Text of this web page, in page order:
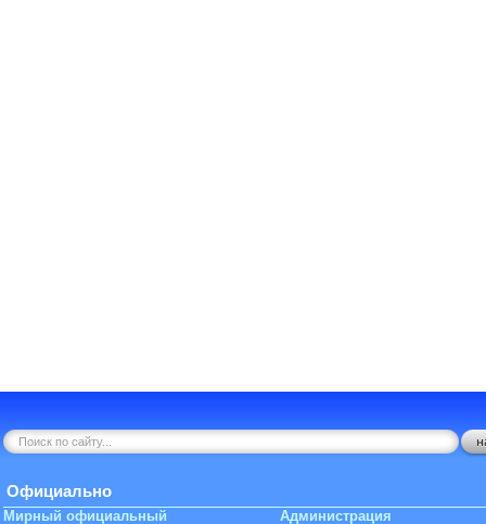
Официально
Мирный официальный Администрация